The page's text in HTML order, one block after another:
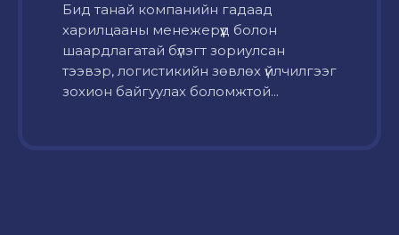
Бид танай компанийн гадаад
харилцааны менежерүүд болон
шаардлагатай бүлэгт зориулсан
тээвэр, логистикийн зөвлөх үйлчилгээг
зохион байгуулах боломжтой...